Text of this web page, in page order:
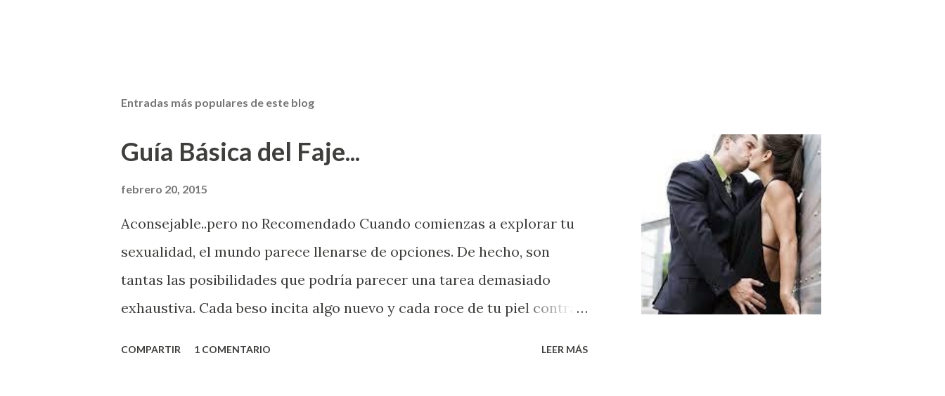
Entradas más populares de este blog
Guía Básica del Faje...
febrero 20, 2015
Aconsejable..pero no Recomendado Cuando comienzas a explorar tu
sexualidad, el mundo parece llenarse de opciones. De hecho, son
tantas las posibilidades que podría parecer una tarea demasiado
exhaustiva. Cada beso incita algo nuevo y cada roce de tu piel contra
COMPARTIR 1 COMENTARIO LEER MÁS